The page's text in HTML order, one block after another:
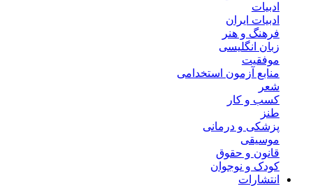
ادبیات
ادبیات ایران
فرهنگ و هنر
زبان انگلیسی
موفقیت
منابع آزمون استخدامی
شعر
کسب و کار
طنز
پزشکی و درمانی
موسیقی
قانون و حقوق
کودک و نوجوان
انتشارات